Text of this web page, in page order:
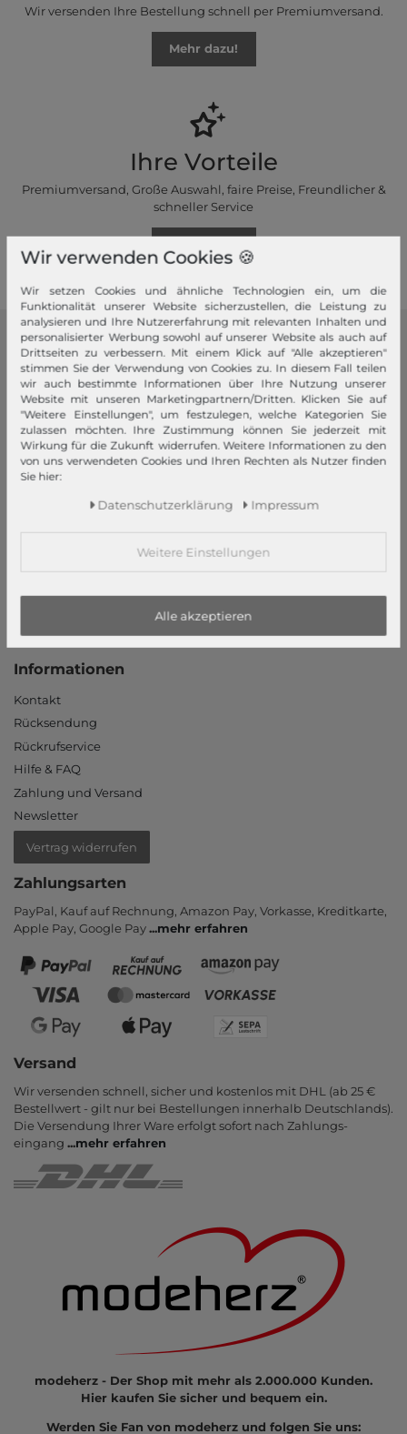
Wir versenden Ihre Bestellung schnell per Premiumversand.
Mehr dazu!
Ihre Vorteile
Premiumversand, Große Auswahl, faire Preise, Freundlicher &
schneller Service
modeherz
Impressum
AGB
Widerrufsrecht
Datenschutzerklärung
Datenschutzeinstellungen
Barrierefreiheitserklärung
Neukunde?
Informationen
Kontakt
Rücksendung
Rückrufservice
Hilfe & FAQ
Zahlung und Versand
Newsletter
Vertrag widerrufen
Zahlungsarten
PayPal, Kauf auf Rechnung, Amazon Pay, Vor­kasse, Kredit­karte,
Apple Pay, Google Pay...mehr erfahren
Versand
Wir versenden schnell, sicher und kostenlos mit DHL (ab 25 €
Bestell­wert - gilt nur bei Bestel­lungen inner­halb Deutsch­lands).
Die Ver­sendung Ihrer Ware er­folgt sofort nach Zahlungs­
eingang ...mehr erfahren
modeherz - Der Shop mit mehr als 2.000.000 Kunden.
Hier kaufen Sie sicher und bequem ein.
Werden Sie Fan von modeherz und folgen Sie uns:
Wir verwenden Cookies 🍪
Wir setzen Cookies und ähnliche Technologien ein, um die
Funktionalität unserer Website sicherzustellen, die Leistung zu
analysieren und Ihre Nutzererfahrung mit relevanten Inhalten und
personalisierter Werbung sowohl auf unserer Website als auch auf
Drittseiten zu verbessern. Mit einem Klick auf "Alle akzeptieren"
stimmen Sie der Verwendung von Cookies zu. In diesem Fall teilen
wir auch bestimmte Informationen über Ihre Nutzung unserer
Website mit unseren Marketingpartnern/Dritten. Klicken Sie auf
"Weitere Einstellungen", um festzulegen, welche Kategorien Sie
zulassen möchten. Ihre Zustimmung können Sie jederzeit mit
Wirkung für die Zukunft widerrufen. Weitere Informationen zu den
von uns verwendeten Cookies und Ihren Rechten als Nutzer finden
Sie hier:
Daten­schutz­erklärung Impressum
Weitere Einstellungen
Alle akzeptieren